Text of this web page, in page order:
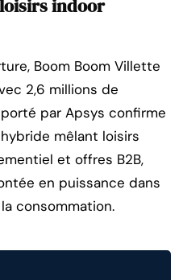
indoor
Boom Boom Villette
2,6 millions de
par Apsys confirme
mêlant loisirs
et offres B2B,
en puissance dans
consommation.